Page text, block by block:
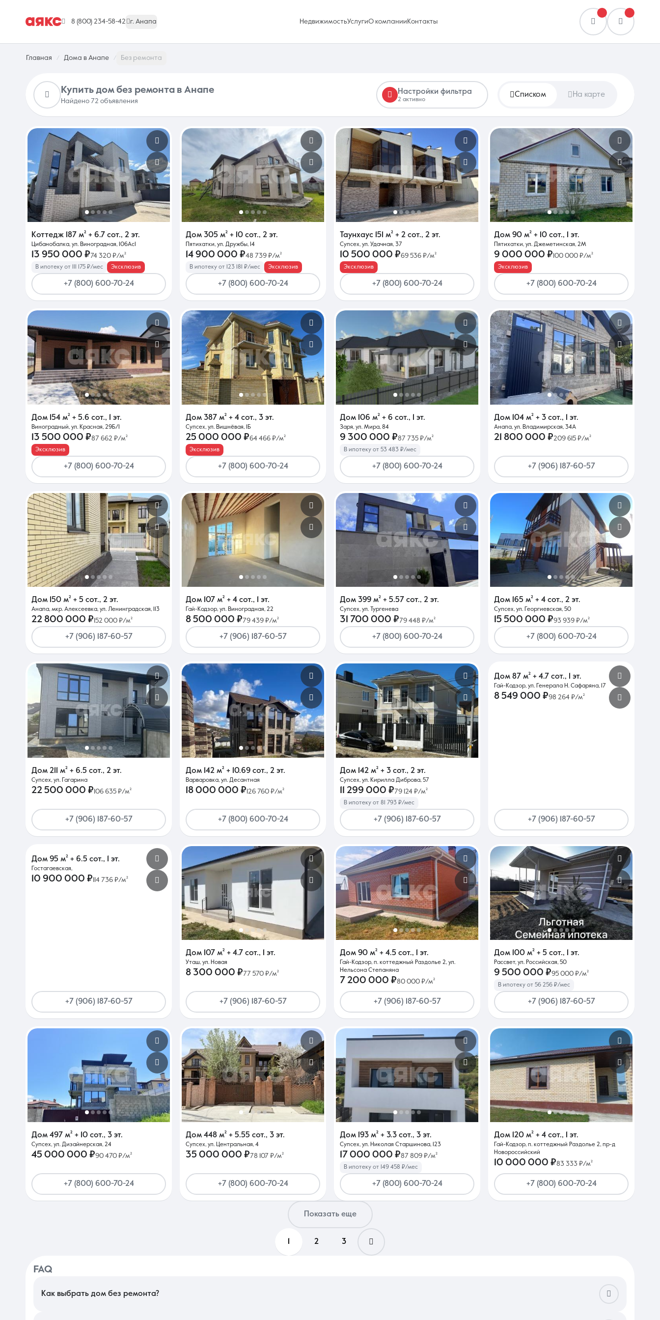
8 (800) 234-58-42 г. Анапа НедвижимостьУслугиО компании Контакты
Избранное Сравнение
Недвижимость Услуги
О компании Контакты
8 (861) 297-00-00
Ежедневно с 08:30 до 20:00
Главная Дома в Анапе Без ремонта
Купить дом без ремонта в Анапе
Найдено 72 объявления
Настройки фильтра
2 активно
Списком На карте
Коттедж 187 м² + 6.7 сот., 2 эт.
Цибанобалка, ул. Виноградная, 106Ас1
13 950 000 ₽74 320 ₽/м²
В ипотеку от 111 175 ₽/мес Эксклюзив
+7 (800) 600-70-24
Дом 305 м² + 10 сот., 2 эт.
Пятихатки, ул. Дружбы, 14
14 900 000 ₽48 739 ₽/м²
В ипотеку от 123 181 ₽/мес Эксклюзив
+7 (800) 600-70-24
Таунхаус 151 м² + 2 сот., 2 эт.
Супсех, ул. Удачная, 37
10 500 000 ₽69 536 ₽/м²
Эксклюзив
+7 (800) 600-70-24
Дом 90 м² + 10 сот., 1 эт.
Пятихатки, ул. Джеметинская, 2М
9 000 000 ₽ 100 000 ₽/м²
Эксклюзив
+7 (800) 600-70-24
Дом 154 м² + 5.6 сот., 1 эт.
Виноградный, ул. Красная, 29Б/1
13 500 000 ₽87 662 ₽/м²
Эксклюзив
+7 (800) 600-70-24
Дом 387 м² + 4 сот., 3 эт.
Супсех, ул. Вишнёвая, 1Б
25 000 000 ₽64 466 ₽/м²
Эксклюзив
+7 (800) 600-70-24
Дом 106 м² + 6 сот., 1 эт.
Заря, ул. Мира, 84
9 300 000 ₽87 735 ₽/м²
В ипотеку от 53 483 ₽/мес
+7 (800) 600-70-24
Дом 104 м² + 3 сот., 1 эт.
Анапа, ул. Владимирская, 34А
21 800 000 ₽209 615 ₽/м²
+7 (906) 187-60-57
Дом 150 м² + 5 сот., 2 эт.
Анапа, мкр. Алексеевка, ул. Ленинградская, 113
22 800 000 ₽ 152 000 ₽/м²
+7 (906) 187-60-57
Дом 107 м² + 4 сот., 1 эт.
Гай-Кодзор, ул. Виноградная, 22
8 500 000 ₽79 439 ₽/м²
+7 (906) 187-60-57
Дом 399 м² + 5.57 сот., 2 эт.
Супсех, ул. Тургенева
31 700 000 ₽79 448 ₽/м²
+7 (800) 600-70-24
Дом 165 м² + 4 сот., 2 эт.
Супсех, ул. Георгиевская, 50
15 500 000 ₽93 939 ₽/м²
+7 (800) 600-70-24
Дом 211 м² + 6.5 сот., 2 эт.
Супсех, ул. Гагарина
22 500 000 ₽106 635 ₽/м²
+7 (906) 187-60-57
Дом 142 м² + 10.69 сот., 2 эт.
Варваровка, ул. Десантная
18 000 000 ₽126 760 ₽/м²
+7 (800) 600-70-24
Дом 142 м² + 3 сот., 2 эт.
Супсех, ул. Кирилла Диброва, 57
11 299 000 ₽79 124 ₽/м²
В ипотеку от 81 793 ₽/мес
+7 (906) 187-60-57
Дом 87 м² + 4.7 сот., 1 эт.
Гай-Кодзор, ул. Генерала Н. Сафаряна, 17
8 549 000 ₽98 264 ₽/м²
+7 (906) 187-60-57
Дом 95 м² + 6.5 сот., 1 эт.
Гостагаевская,
10 900 000 ₽114 736 ₽/м²
+7 (906) 187-60-57
Дом 107 м² + 4.7 сот., 1 эт.
Уташ, ул. Новая
8 300 000 ₽77 570 ₽/м²
+7 (906) 187-60-57
Дом 90 м² + 4.5 сот., 1 эт.
Гай-Кодзор, п. коттеджный Раздолье 2, ул.
Нельсона Степаняна
7 200 000 ₽80 000 ₽/м²
+7 (906) 187-60-57
Дом 100 м² + 5 сот., 1 эт.
Рассвет, ул. Российская, 50
9 500 000 ₽95 000 ₽/м²
В ипотеку от 56 256 ₽/мес
+7 (906) 187-60-57
Дом 497 м² + 10 сот., 3 эт.
Супсех, ул. Дизайнерская, 24
45 000 000 ₽90 470 ₽/м²
+7 (800) 600-70-24
Дом 448 м² + 5.55 сот., 3 эт.
Супсех, ул. Центральная, 4
35 000 000 ₽78 107 ₽/м²
+7 (800) 600-70-24
Дом 193 м² + 3.3 сот., 3 эт.
Супсех, ул. Николая Старшинова, 123
17 000 000 ₽87 809 ₽/м²
В ипотеку от 149 458 ₽/мес
+7 (800) 600-70-24
Дом 120 м² + 4 сот., 1 эт.
Гай-Кодзор, п. коттеджный Раздолье 2, пр-д
Новороссийский
10 000 000 ₽83 333 ₽/м²
+7 (800) 600-70-24
Показать еще
1 2 3
FAQ
Как выбрать дом без ремонта?